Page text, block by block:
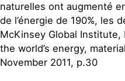
naturelles ont augmenté
de l’énergie de 190%, les
McKinsey Global
the world’s energy,
November 2011, p.30